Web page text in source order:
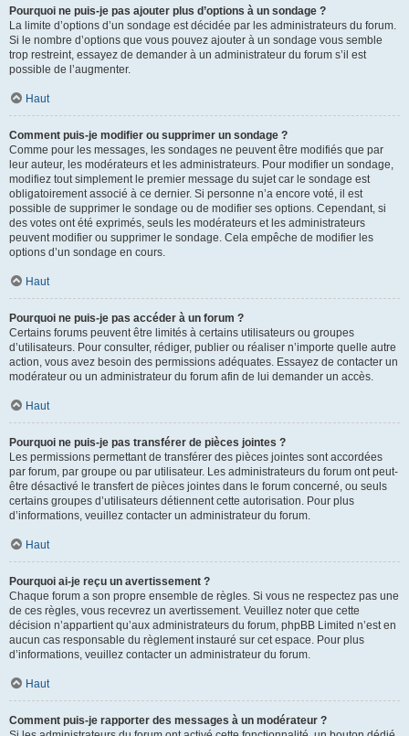
Pourquoi ne puis-je pas ajouter plus d’options à un sondage ?
La limite d’options d’un sondage est décidée par les administrateurs du forum.
Si le nombre d’options que vous pouvez ajouter à un sondage vous semble
trop restreint, essayez de demander à un administrateur du forum s’il est
possible de l’augmenter.
Haut
Comment puis-je modifier ou supprimer un sondage ?
Comme pour les messages, les sondages ne peuvent être modifiés que par
leur auteur, les modérateurs et les administrateurs. Pour modifier un sondage,
modifiez tout simplement le premier message du sujet car le sondage est
obligatoirement associé à ce dernier. Si personne n’a encore voté, il est
possible de supprimer le sondage ou de modifier ses options. Cependant, si
des votes ont été exprimés, seuls les modérateurs et les administrateurs
peuvent modifier ou supprimer le sondage. Cela empêche de modifier les
options d’un sondage en cours.
Haut
Pourquoi ne puis-je pas accéder à un forum ?
Certains forums peuvent être limités à certains utilisateurs ou groupes
d’utilisateurs. Pour consulter, rédiger, publier ou réaliser n’importe quelle autre
action, vous avez besoin des permissions adéquates. Essayez de contacter un
modérateur ou un administrateur du forum afin de lui demander un accès.
Haut
Pourquoi ne puis-je pas transférer de pièces jointes ?
Les permissions permettant de transférer des pièces jointes sont accordées
par forum, par groupe ou par utilisateur. Les administrateurs du forum ont peut-
être désactivé le transfert de pièces jointes dans le forum concerné, ou seuls
certains groupes d’utilisateurs détiennent cette autorisation. Pour plus
d’informations, veuillez contacter un administrateur du forum.
Haut
Pourquoi ai-je reçu un avertissement ?
Chaque forum a son propre ensemble de règles. Si vous ne respectez pas une
de ces règles, vous recevrez un avertissement. Veuillez noter que cette
décision n’appartient qu’aux administrateurs du forum, phpBB Limited n’est en
aucun cas responsable du règlement instauré sur cet espace. Pour plus
d’informations, veuillez contacter un administrateur du forum.
Haut
Comment puis-je rapporter des messages à un modérateur ?